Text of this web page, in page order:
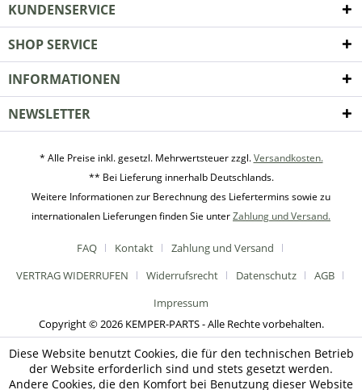
KUNDENSERVICE
SHOP SERVICE
INFORMATIONEN
NEWSLETTER
* Alle Preise inkl. gesetzl. Mehrwertsteuer zzgl.Versandkosten.
** Bei Lieferung innerhalb Deutschlands.
Weitere Informationen zur Berechnung des Liefertermins sowie zu
internationalen Lieferungen finden Sie unterZahlung und Versand.
FAQ Kontakt
Zahlung und Versand
VERTRAG WIDERRUFEN
Widerrufsrecht Datenschutz
AGB
Impressum
Copyright © 2026 KEMPER-PARTS - Alle Rechte vorbehalten.
Diese Website benutzt Cookies, die für den technischen Betrieb
der Website erforderlich sind und stets gesetzt werden.
Andere Cookies, die den Komfort bei Benutzung dieser Website